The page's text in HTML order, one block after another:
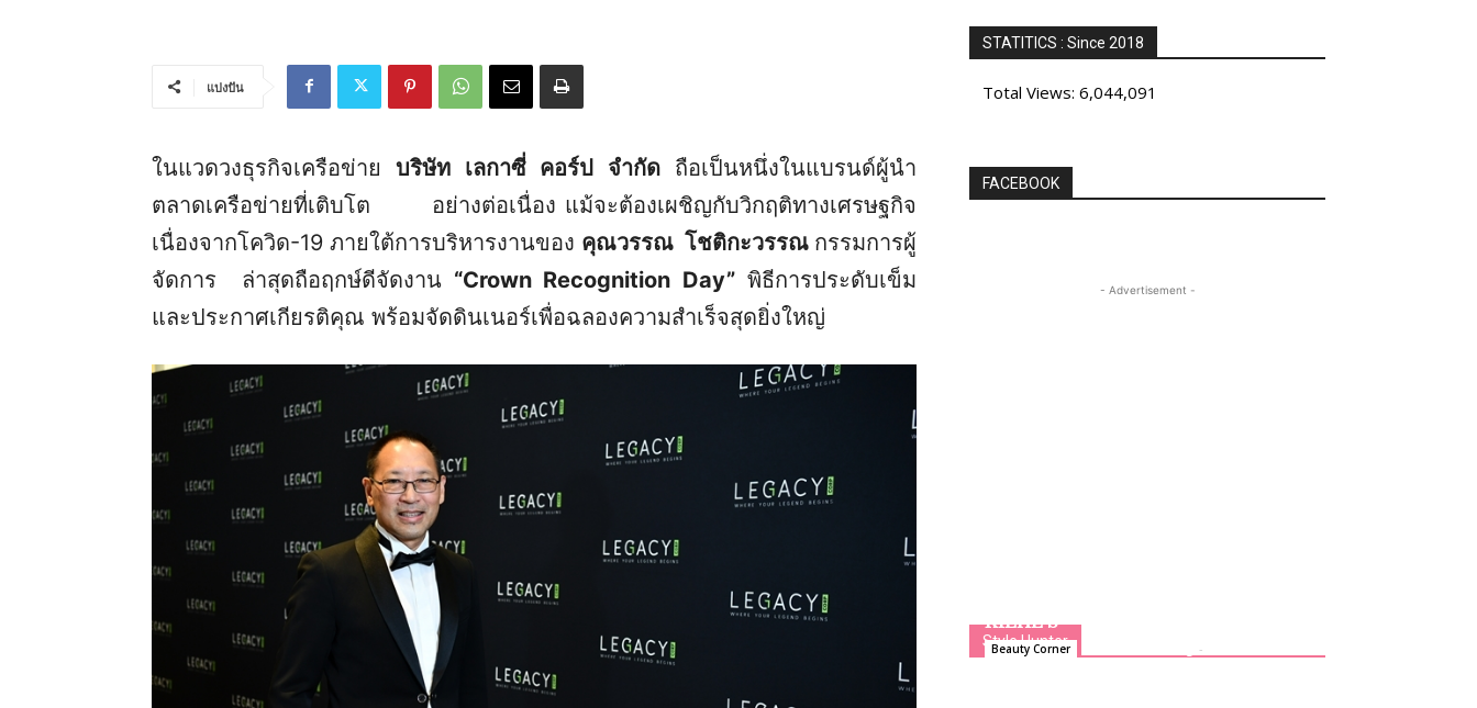
แบ่งปัน
ในแวดวงธุรกิจเครือข่ายบริษัท เลกาซี่ คอร์ป จำกัดถือเป็นหนึ่งในแบรนด์ผู้นำ
ตลาดเครือข่ายที่เติบโต อย่างต่อเนื่อง แม้จะต้องเผชิญกับวิกฤติทางเศรษฐกิจ
เนื่องจากโควิด-19 ภายใต้การบริหารงานของ คุณวรรณ โชติกะวรรณ กรรมการผู้
จัดการ ล่าสุดถือฤกษ์ดีจัดงาน “Crown Recognition Day”พิธีการประดับเข็ม
และประกาศเกียรติคุณ พร้อมจัดดินเนอร์เพื่อฉลองความสำเร็จสุดยิ่งใหญ่
STATITICS : Since 2018
Total Views: 6,044,091
FACEBOOK
- Advertisement -
Style Hunter
KIEHL’S”
Beauty Corner -